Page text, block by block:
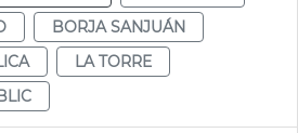
BORJA SANJUÁN
LA TORRE